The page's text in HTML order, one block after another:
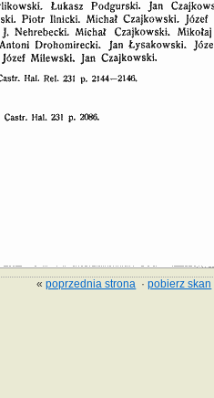
«poprzednia strona ·pobierz skan